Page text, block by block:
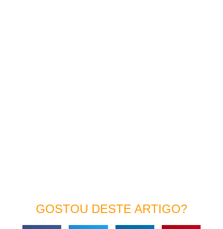
GOSTOU DESTE ARTIGO?